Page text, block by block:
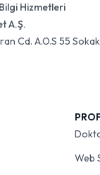
Hizmetleri
A.Ş.
Cd. A.O.S 55
Web